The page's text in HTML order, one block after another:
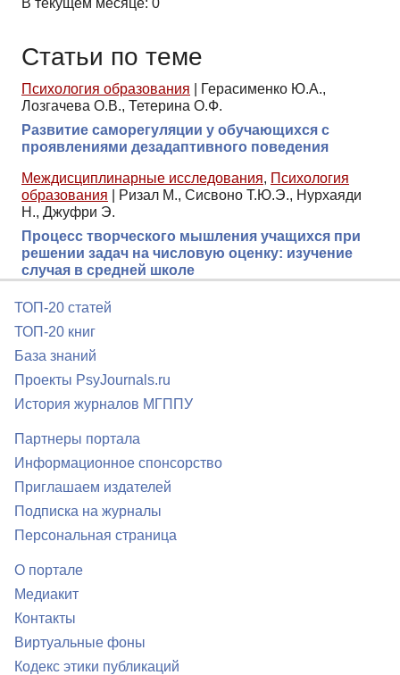
Статьи по теме
Психология образования
Герасименко Ю.А.,
Лозгачева О.В., Тетерина О.Ф.
Развитие саморегуляции у обучающихся с
проявлениями дезадаптивного поведения
Междисциплинарные исследования, Психология
образования
Ризал М., Сисвоно Т.Ю.Э., Нурхаяди
Н., Джуфри Э.
Процесс творческого мышления учащихся при
решении задач на числовую оценку: изучение
случая в средней школе
ТОП-20 статей
ТОП-20 книг
База знаний
Проекты PsyJournals.ru
История журналов МГППУ
Партнеры портала
Информационное спонсорство
Приглашаем издателей
Подписка на журналы
Персональная страница
О портале
Медиакит
Контакты
Виртуальные фоны
Кодекс этики публикаций